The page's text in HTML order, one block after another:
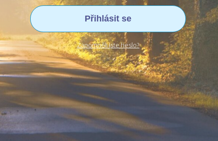
Přihlásit se
Zapomněli jste heslo?